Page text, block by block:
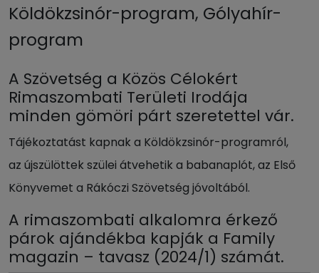
Köldökzsinór-program, Gólyahír-
program
A Szövetség a Közös Célokért
Rimaszombati Területi Irodája
minden gömöri párt szeretettel vár.
Tájékoztatást kapnak a Köldökzsinór-programról,
az újszülöttek szülei átvehetik a babanaplót, az Első
Könyvemet a Rákóczi Szövetség jóvoltából.
A rimaszombati alkalomra érkező
párok ajándékba kapják a Family
magazin – tavasz (2024/1) számát.